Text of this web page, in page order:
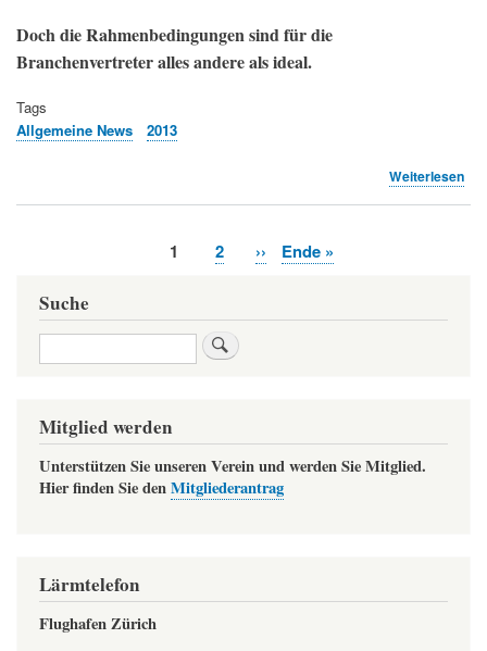
Doch die Rahmenbedingungen sind für die
Branchenvertreter alles andere als ideal.
Tags
Allgemeine News
2013
Weiterlesen
Die
Aktuelle
1 Page
2
Nächste
››
Letzte
Ende »
Suche
Suche
Mitglied werden
Unterstützen Sie unseren Verein und werden Sie Mitglied.
Hier finden Sie denMitgliederantrag
Lärmtelefon
Flughafen Zürich